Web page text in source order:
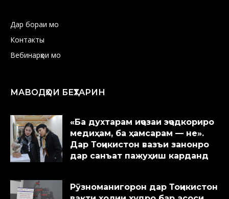
Дар бораи мо
Контакты
Вебинарҳои мо
МАВОДҲОИ БЕҲТАРИН
«Ба духтарам иҷозаи эҷодкориро
медиҳам, ба ҳамсарам — не».
Дар Тоҷикистон вазъи занонро
дар санъат пажуҳиш карданд
Рӯзноманигорон дар Тоҷикистон